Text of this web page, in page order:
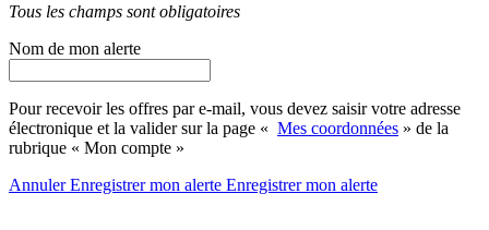
Tous les champs sont obligatoires
Nom de mon alerte
Pour recevoir les offres par e-mail, vous devez saisir votre adresse
électronique et la valider sur la page « Mes coordonnées » de la
rubrique « Mon compte »
AnnulerEnregistrer mon alerte Enregistrermon alerte